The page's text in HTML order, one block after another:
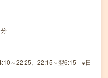
～22:25、22:15～翌6:15 ※日